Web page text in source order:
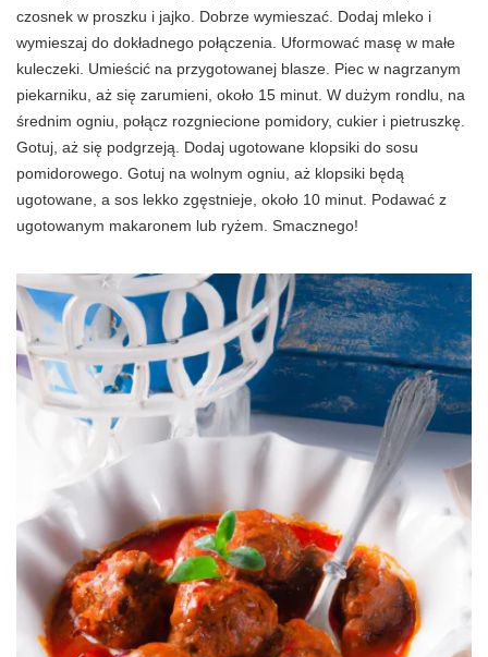
czosnek w proszku i jajko. Dobrze wymieszać. Dodaj mleko i
wymieszaj do dokładnego połączenia. Uformować masę w małe
kuleczeki. Umieścić na przygotowanej blasze. Piec w nagrzanym
piekarniku, aż się zarumieni, około 15 minut. W dużym rondlu, na
średnim ogniu, połącz rozgniecione pomidory, cukier i pietruszkę.
Gotuj, aż się podgrzeją. Dodaj ugotowane klopsiki do sosu
pomidorowego. Gotuj na wolnym ogniu, aż klopsiki będą
ugotowane, a sos lekko zgęstnieje, około 10 minut. Podawać z
ugotowanym makaronem lub ryżem. Smacznego!